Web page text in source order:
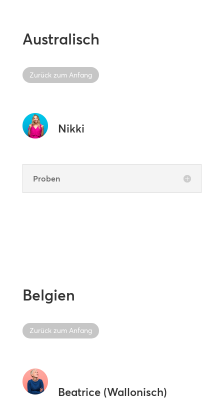
Australisch
Zurück zum Anfang
Nikki
Proben
Belgien
Zurück zum Anfang
Beatrice (Wallonisch)